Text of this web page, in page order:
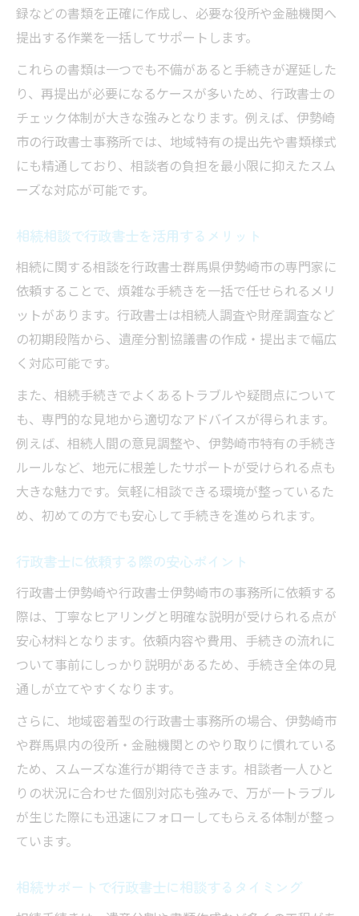
録などの書類を正確に作成し、必要な役所や金融機関へ
提出する作業を一括してサポートします。
これらの書類は一つでも不備があると手続きが遅延した
り、再提出が必要になるケースが多いため、行政書士の
チェック体制が大きな強みとなります。例えば、伊勢崎
市の行政書士事務所では、地域特有の提出先や書類様式
にも精通しており、相談者の負担を最小限に抑えたスム
ーズな対応が可能です。
相続相談で行政書士を活用するメリット
相続に関する相談を行政書士群馬県伊勢崎市の専門家に
依頼することで、煩雑な手続きを一括で任せられるメリ
ットがあります。行政書士は相続人調査や財産調査など
の初期段階から、遺産分割協議書の作成・提出まで幅広
く対応可能です。
また、相続手続きでよくあるトラブルや疑問点について
も、専門的な見地から適切なアドバイスが得られます。
例えば、相続人間の意見調整や、伊勢崎市特有の手続き
ルールなど、地元に根差したサポートが受けられる点も
大きな魅力です。気軽に相談できる環境が整っているた
め、初めての方でも安心して手続きを進められます。
行政書士に依頼する際の安心ポイント
行政書士伊勢崎や行政書士伊勢崎市の事務所に依頼する
際は、丁寧なヒアリングと明確な説明が受けられる点が
安心材料となります。依頼内容や費用、手続きの流れに
ついて事前にしっかり説明があるため、手続き全体の見
通しが立てやすくなります。
さらに、地域密着型の行政書士事務所の場合、伊勢崎市
や群馬県内の役所・金融機関とのやり取りに慣れている
ため、スムーズな進行が期待できます。相談者一人ひと
りの状況に合わせた個別対応も強みで、万が一トラブル
が生じた際にも迅速にフォローしてもらえる体制が整っ
ています。
相続サポートで行政書士に相談するタイミング